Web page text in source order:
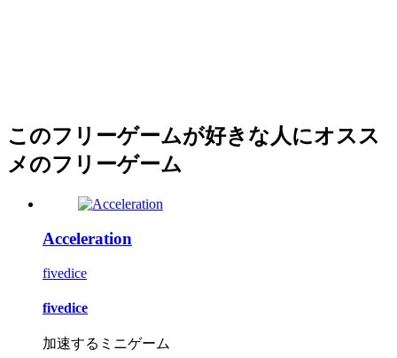
このフリーゲームが好きな人にオスス
メのフリーゲーム
Acceleration
fivedice
fivedice
加速するミニゲーム